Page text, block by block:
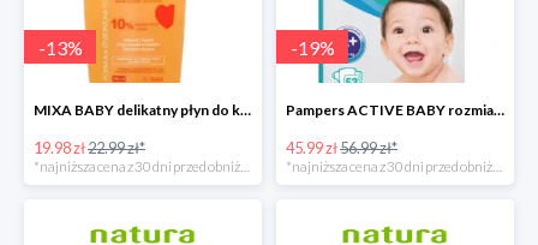
-13%
MIXA BABY delikatny płyn do kąpieli i mycia z olejkiem 400 ML
19.98 zł22.99 zł*
-19%
Pampers ACTIVE BABY rozmiar 4+, 53 pieluszki, 10-15 kg
45.99 zł56.99 zł*